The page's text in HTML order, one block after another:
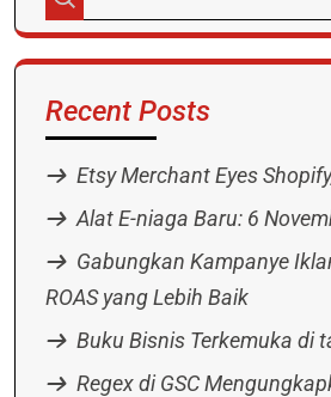
Recent Posts
Etsy Merchant Eyes
Alat E-niaga Baru: 6
Gabungkan Kampanye
ROAS yang Lebih Baik
Buku Bisnis Terkemuka di
Regex di GSC